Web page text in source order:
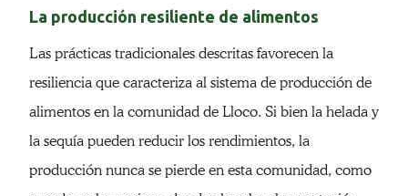
La producción resiliente de alimentos
Las prácticas tradicionales descritas favorecen la
resiliencia que caracteriza al sistema de producción de
alimentos en la comunidad de Lloco. Si bien la helada y
la sequía pueden reducir los rendimientos, la
producción nunca se pierde en esta comunidad, como